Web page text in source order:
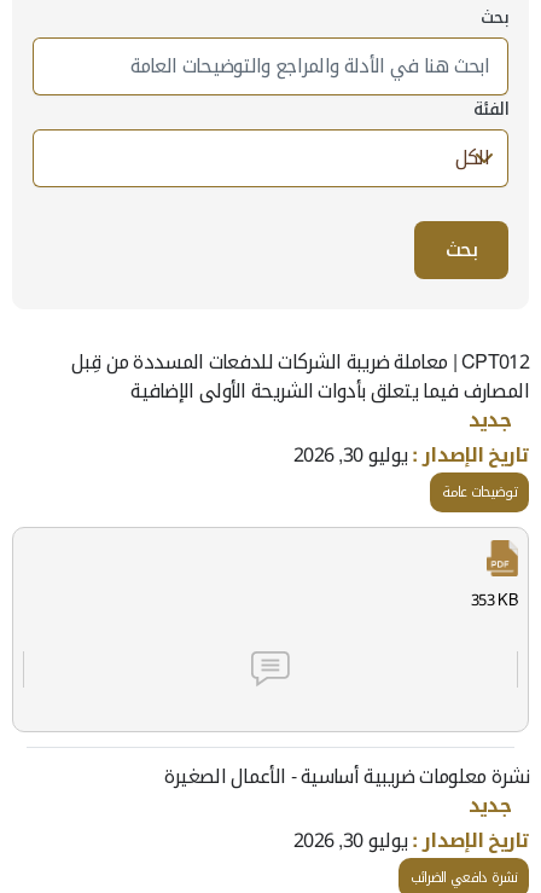
بحث
يتم البحث هنا في قسم الأدلة الإرشادية، تعرض النتائج بناءا على
الفئة
41 Items found
CPT012 | معاملة ضريبة الشركات للدفعات المسددة من قِبل
المصارف فيما يتعلق بأدوات الشريحة الأولى الإضافية
جديد
تاريخ الإصدار :يوليو 30, 2026
توضيحات عامة
353 KB
نشرة معلومات ضريبية أساسية - الأعمال الصغيرة
جديد
تاريخ الإصدار :يوليو 30, 2026
نشرة دافعي الضرائب